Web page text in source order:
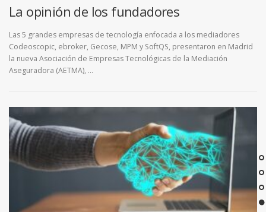
La opinión de los fundadores
Las 5 grandes empresas de tecnología enfocada a los mediadores
Codeoscopic, ebroker, Gecose, MPM y SoftQS, presentaron en Madrid
la nueva Asociación de Empresas Tecnológicas de la Mediación
Aseguradora (AETMA), …